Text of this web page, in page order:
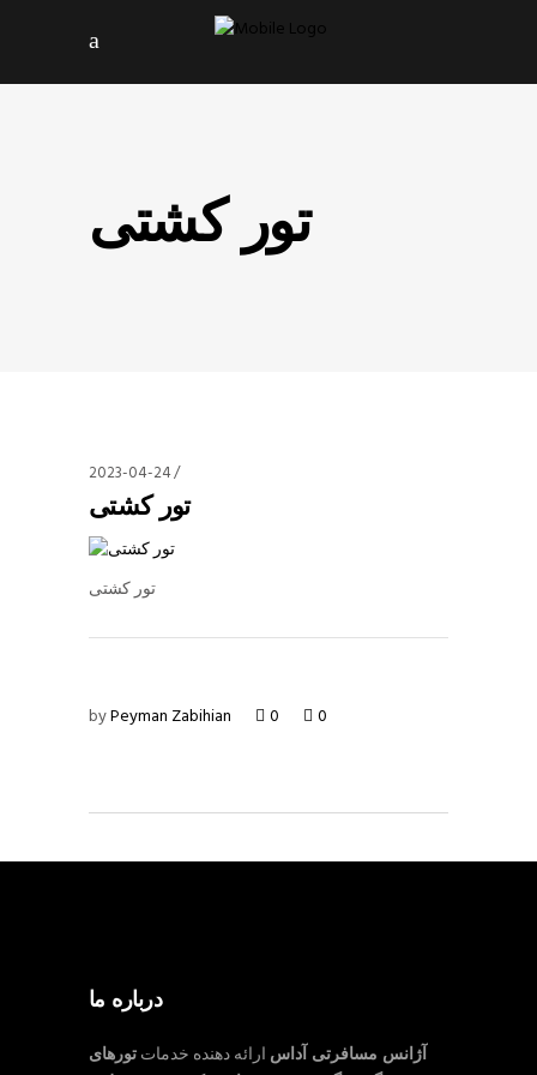
تور کشتی
2023-04-24
تور کشتی
تور کشتی
byPeyman Zabihian 0 0
درباره ما
آژانس مسافرتی آداس ارائه دهنده خدماتتورهای